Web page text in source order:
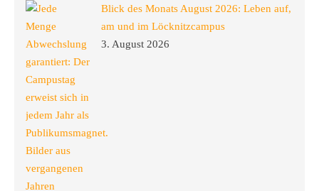
Blick des Monats August 2026: Leben auf,
am und im Löcknitzcampus
3. August 2026